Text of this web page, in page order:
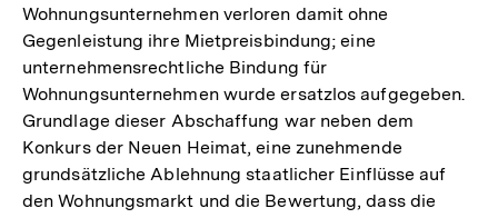
Wohnungsunternehmen verloren damit ohne
Gegenleistung ihre Mietpreisbindung; eine
unternehmensrechtliche Bindung für
Wohnungsunternehmen wurde ersatzlos aufgegeben.
Grundlage dieser Abschaffung war neben dem
Konkurs der Neuen Heimat, eine zunehmende
grundsätzliche Ablehnung staatlicher Einflüsse auf
den Wohnungsmarkt und die Bewertung, dass die